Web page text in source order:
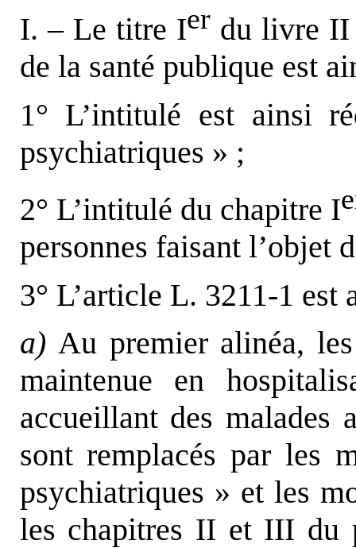
I. – Le titre Ierdu livre II
de la santé publique est
1° L’intitulé est ainsi
psychiatriques » ;
2° L’intitulé du chapitre I
personnes faisant l’objet
3° L’article L. 3211-1
a) Au premier alinéa,
maintenue en
accueillant des malades
sont remplacés par les
psychiatriques » et les
les chapitres II et III du